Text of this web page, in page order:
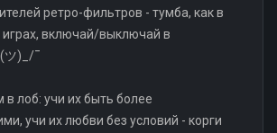
ретро-фильтров - тумба, как в
включай/выключай в
ツ)_/¯
лоб: учи их быть более
учи их любви без условий - корги